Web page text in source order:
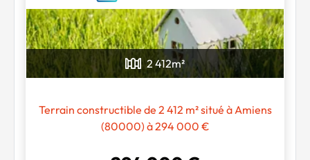
2 412m²
Terrain constructible de 2 412 m² situé à Amiens
(80000) à 294 000 €